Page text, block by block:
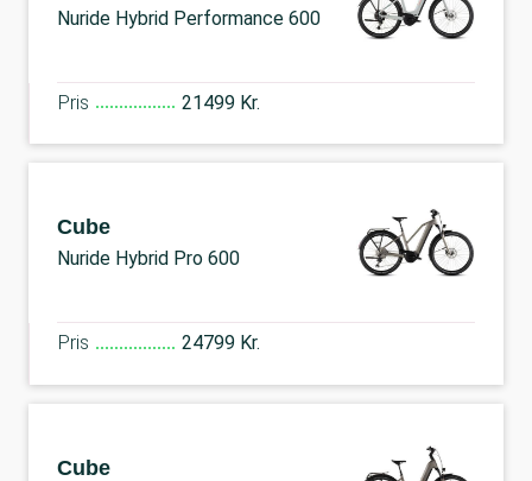
Nuride Hybrid Performance 600
Pris 21499 Kr.
Cube
Nuride Hybrid Pro 600
Pris 24799 Kr.
Cube